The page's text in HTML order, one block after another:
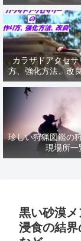
カラザドアクセ
方、強化方法、改
とめ【黒い砂漠冒
珍しい狩猟図鑑の
現場所一
黒い砂漠メ
浸食の結